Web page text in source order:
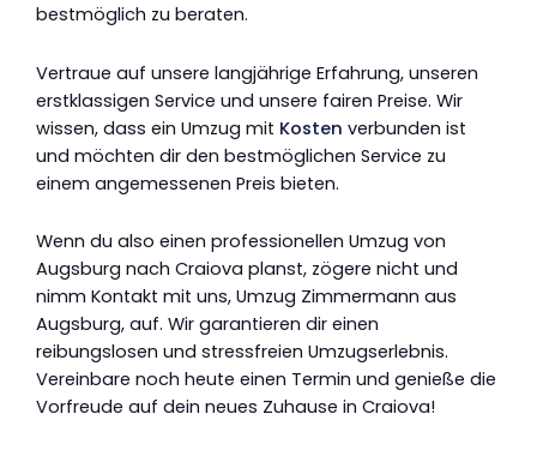
bestmöglich zu beraten.
Vertraue auf unsere langjährige Erfahrung, unseren
erstklassigen Service und unsere fairen Preise. Wir
wissen, dass ein Umzug mit Kosten verbunden ist
und möchten dir den bestmöglichen Service zu
einem angemessenen Preis bieten.
Wenn du also einen professionellen Umzug von
Augsburg nach Craiova planst, zögere nicht und
nimm Kontakt mit uns, Umzug Zimmermann aus
Augsburg, auf. Wir garantieren dir einen
reibungslosen und stressfreien Umzugserlebnis.
Vereinbare noch heute einen Termin und genieße die
Vorfreude auf dein neues Zuhause in Craiova!